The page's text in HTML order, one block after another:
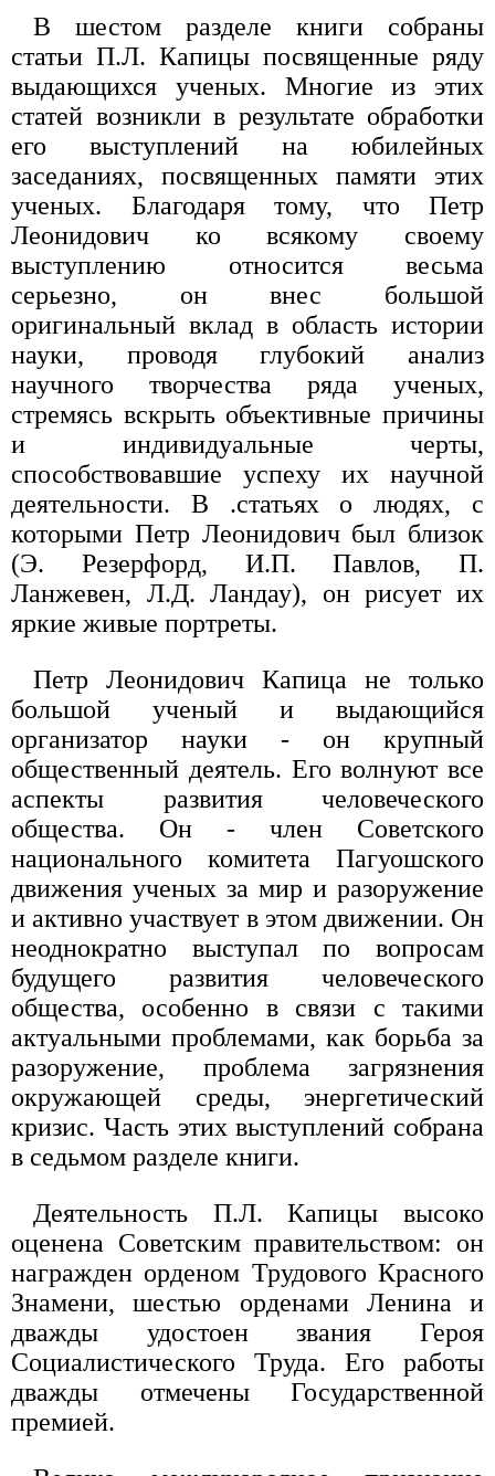
В шестом разделе книги собраны
статьи П.Л. Капицы посвященные ряду
выдающихся ученых. Многие из этих
статей возникли в результате обработки
его выступлений на юбилейных
заседаниях, посвященных памяти этих
ученых. Благодаря тому, что Петр
Леонидович ко всякому своему
выступлению относится весьма
серьезно, он внес большой
оригинальный вклад в область истории
науки, проводя глубокий анализ
научного творчества ряда ученых,
стремясь вскрыть объективные причины
и индивидуальные черты,
способствовавшие успеху их научной
деятельности. В .статьях о людях, с
которыми Петр Леонидович был близок
(Э. Резерфорд, И.П. Павлов, П.
Ланжевен, Л.Д. Ландау), он рисует их
яркие живые портреты.
Петр Леонидович Капица не только
большой ученый и выдающийся
организатор науки - он крупный
общественный деятель. Его волнуют все
аспекты развития человеческого
общества. Он - член Советского
национального комитета Пагуошского
движения ученых за мир и разоружение
и активно участвует в этом движении. Он
неоднократно выступал по вопросам
будущего развития человеческого
общества, особенно в связи с такими
актуальными проблемами, как борьба за
разоружение, проблема загрязнения
окружающей среды, энергетический
кризис. Часть этих выступлений собрана
в седьмом разделе книги.
Деятельность П.Л. Капицы высоко
оценена Советским правительством: он
награжден орденом Трудового Красного
Знамени, шестью орденами Ленина и
дважды удостоен звания Героя
Социалистического Труда. Его работы
дважды отмечены Государственной
премией.